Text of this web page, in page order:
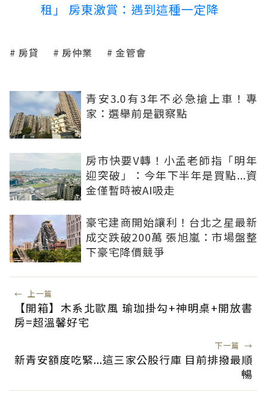
租」 房東激賞：遇到這種一定降
房貸 房仲業 金管會
青安3.0有3年不必急搶上車！專
家：選舉前是觀察點
房市快要V轉！小孟老師指「明年
迎突破」：今年下半年是買點...資
金僅暫時被AI吸走
豪宅建商開始讓利！台北之星最新
成交跌破200萬 張旭嵐：市場盤整
下豪宅降價競爭
← 上一篇
【開箱】木系北歐風 瑜珈掛勾+神明桌+開放書
房=超溫馨好宅
下一篇 →
新青安額度吃緊...這三家公股行庫 目前排撥最順
暢